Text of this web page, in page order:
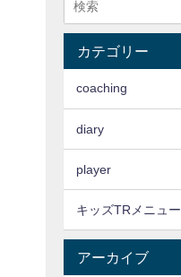
カテゴリー
coaching
diary
player
キッズTRメニュー
アーカイブ